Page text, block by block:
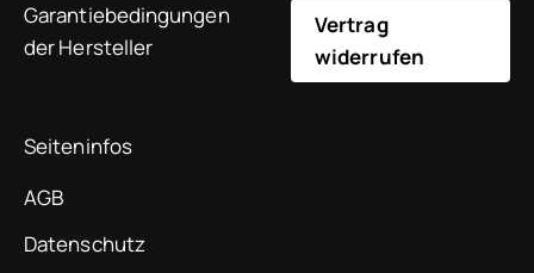
Garantiebedingungen
der Hersteller
Vertrag
widerrufen
Seiteninfos
AGB
Datenschutz